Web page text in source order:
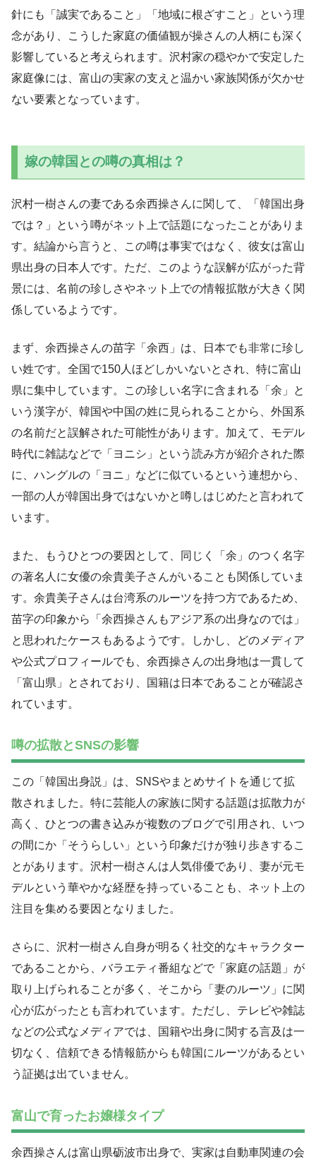
針にも「誠実であること」「地域に根ざすこと」という理
念があり、こうした家庭の価値観が操さんの人柄にも深く
影響していると考えられます。沢村家の穏やかで安定した
家庭像には、富山の実家の支えと温かい家族関係が欠かせ
ない要素となっています。
嫁の韓国との噂の真相は？
沢村一樹さんの妻である余西操さんに関して、「韓国出身
では？」という噂がネット上で話題になったことがありま
す。結論から言うと、この噂は事実ではなく、彼女は富山
県出身の日本人です。ただ、このような誤解が広がった背
景には、名前の珍しさやネット上での情報拡散が大きく関
係しているようです。
まず、余西操さんの苗字「余西」は、日本でも非常に珍し
い姓です。全国で150人ほどしかいないとされ、特に富山
県に集中しています。この珍しい名字に含まれる「余」と
いう漢字が、韓国や中国の姓に見られることから、外国系
の名前だと誤解された可能性があります。加えて、モデル
時代に雑誌などで「ヨニシ」という読み方が紹介された際
に、ハングルの「ヨニ」などに似ているという連想から、
一部の人が韓国出身ではないかと噂しはじめたと言われて
います。
また、もうひとつの要因として、同じく「余」のつく名字
の著名人に女優の余貴美子さんがいることも関係していま
す。余貴美子さんは台湾系のルーツを持つ方であるため、
苗字の印象から「余西操さんもアジア系の出身なのでは」
と思われたケースもあるようです。しかし、どのメディア
や公式プロフィールでも、余西操さんの出身地は一貫して
「富山県」とされており、国籍は日本であることが確認さ
れています。
噂の拡散とSNSの影響
この「韓国出身説」は、SNSやまとめサイトを通じて拡
散されました。特に芸能人の家族に関する話題は拡散力が
高く、ひとつの書き込みが複数のブログで引用され、いつ
の間にか「そうらしい」という印象だけが独り歩きするこ
とがあります。沢村一樹さんは人気俳優であり、妻が元モ
デルという華やかな経歴を持っていることも、ネット上の
注目を集める要因となりました。
さらに、沢村一樹さん自身が明るく社交的なキャラクター
であることから、バラエティ番組などで「家庭の話題」が
取り上げられることが多く、そこから「妻のルーツ」に関
心が広がったとも言われています。ただし、テレビや雑誌
などの公式なメディアでは、国籍や出身に関する言及は一
切なく、信頼できる情報筋からも韓国にルーツがあるとい
う証拠は出ていません。
富山で育ったお嬢様タイプ
余西操さんは富山県砺波市出身で、実家は自動車関連の会